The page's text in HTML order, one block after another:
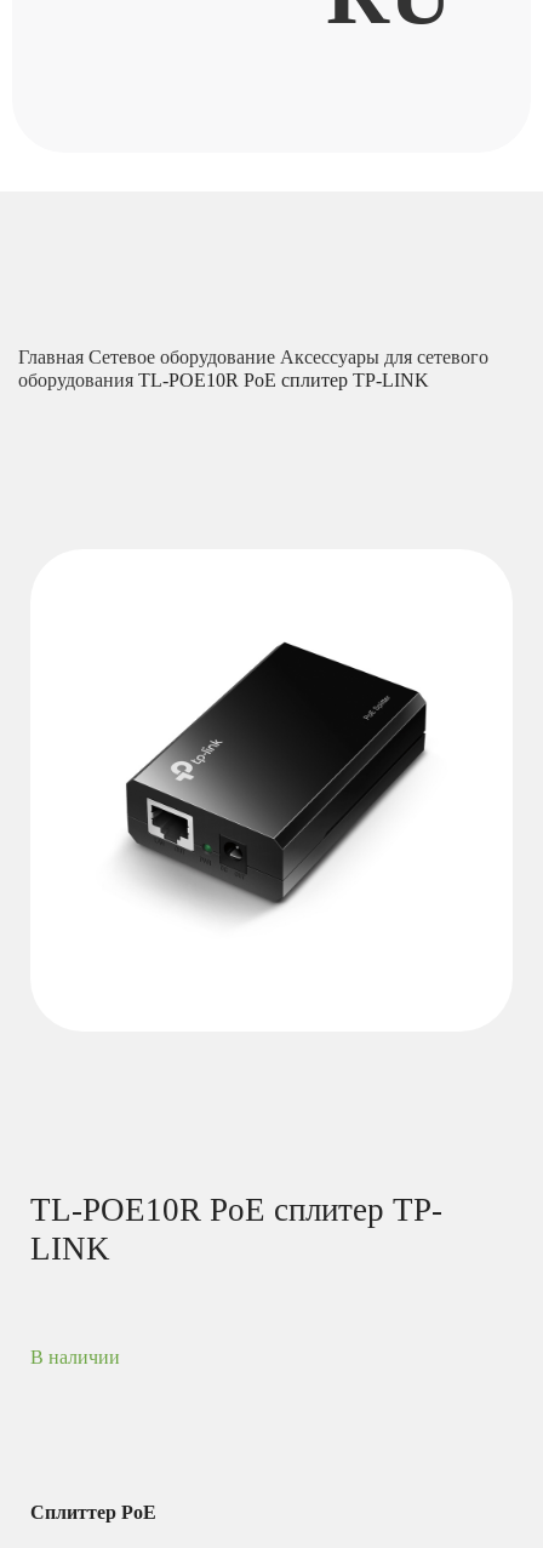
Главная Сетевое оборудование Аксессуары для сетевого
оборудования TL-POE10R PoE сплитер TP-LINK
TL-POE10R PoE сплитер TP-
LINK
В наличии
Сплиттер PoE